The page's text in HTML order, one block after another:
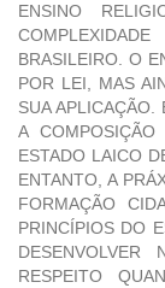
ENSINO
BRASILEIRO. O
POR LEI, MAS
SUA
A
ESTADO LAICO
ENTANTO, A
FORMAÇÃO
PRINCÍPIOS DO
RESPEITO